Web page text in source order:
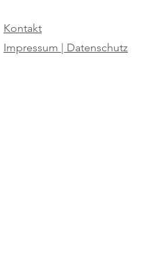
Eskalation
Kontakt
Impressum | Datenschutz